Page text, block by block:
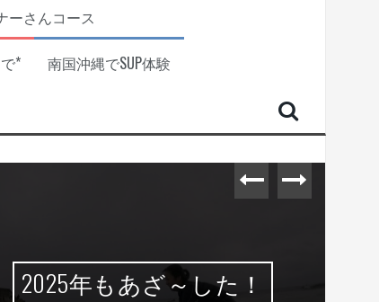
ーさんコース
* 南国沖縄でSUP体験
2025年もあざ～した！